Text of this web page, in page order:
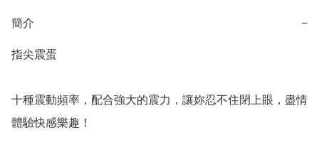
簡介 −
指尖震蛋
十種震動頻率，配合強大的震力，讓妳忍不住閉上眼，盡情
體驗快感樂趣！